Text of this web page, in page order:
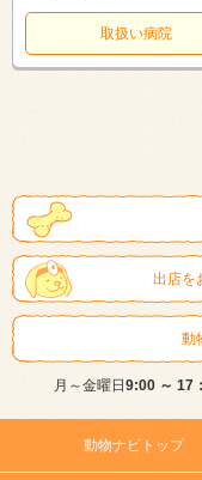
取扱い病院
出店を
動
月～金曜日 9:00 ～ 17
動物ナビトップ